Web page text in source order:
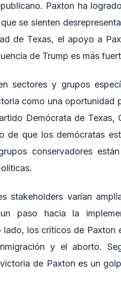
Paxton ha
se sienten
de Texas, el apoyo a
de Trump es más
sectores y grupos
como una oportunidad
Demócrata de Texas,
de que los demócratas
conservadores
stakeholders varían
paso hacia la
los críticos de Paxton
y el aborto.
de Paxton es un